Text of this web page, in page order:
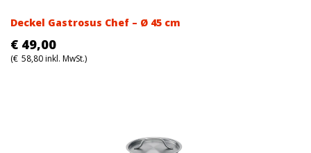
Deckel Gastrosus Chef – Ø 45 cm
€ 49,00
(€ 58,80inkl. MwSt.)